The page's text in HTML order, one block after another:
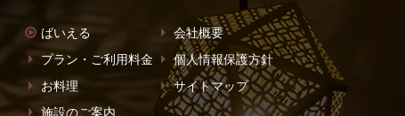
ばいえる
プラン・ご利用料金
お料理
施設のご案内
会社概要
個人情報保護方針
サイトマップ